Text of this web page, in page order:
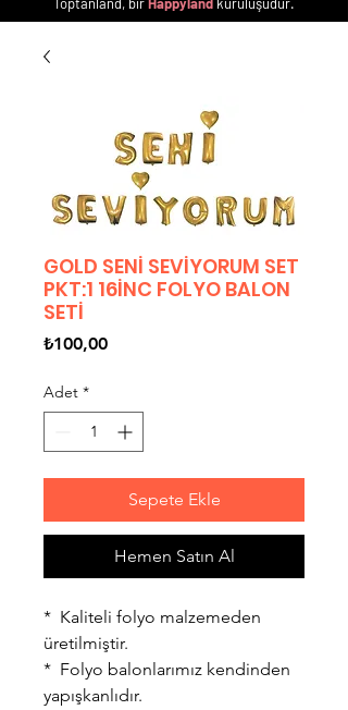
GOLD SENİ SEVİYORUM SET
PKT:1 16İNC FOLYO BALON
SETİ
₺100,00Fiyat
Adet *
Sepete Ekle
Hemen Satın Al
* Kaliteli folyo malzemeden
üretilmiştir.
* Folyo balonlarımız kendinden
yapışkanlıdır.